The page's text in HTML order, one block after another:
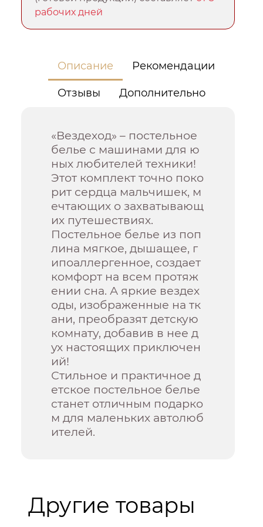
рабочих дней
Описание Рекомендации
Отзывы Дополнительно
«Вездеход» – постельное
белье с машинами для ю
ных любителей техники!
Этот комплект точно поко
рит сердца мальчишек, м
ечтающих о захватывающ
их путешествиях.
Постельное белье из поп
лина мягкое, дышащее, г
ипоаллергенное, создает
комфорт на всем протяж
ении сна. А яркие вездех
оды, изображенные на тк
ани, преобразят детскую
комнату, добавив в нее д
ух настоящих приключен
ий!
Стильное и практичное д
етское постельное белье
станет отличным подарко
м для маленьких автолюб
ителей.
Другие товары